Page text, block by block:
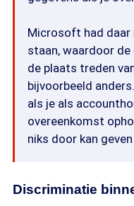
Microsoft had daar
staan, waardoor
de plaats treden
bijvoorbeeld
als je als
overeenkomst
niks door kan
Discriminatie